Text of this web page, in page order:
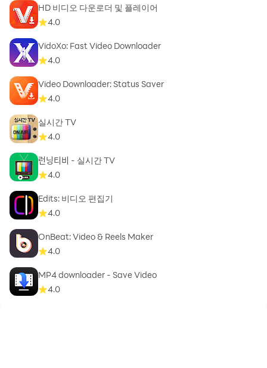
*선택 접근권한을 허용하지 않더라도 앱 이용이 가능합니
다.
인앱구매 가능.
한국고객을 위한 연락처: 080-822-1450
HD 비디오 다운로더 및 플레이어
4.0
VidoXo: Fast Video Downloader
4.0
Video Downloader: Status Saver
4.0
실시간 TV
4.0
런닝티비 - 실시간 TV
4.0
Edits: 비디오 편집기
4.0
OnBeat: Video & Reels Maker
4.0
MP4 downloader - Save Video
4.0